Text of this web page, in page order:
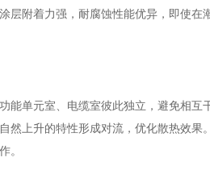
附着力强，耐腐蚀性能优异，即使在
单元室、电缆室彼此独立，避免相互
上升的特性形成对流，优化散热效果
。